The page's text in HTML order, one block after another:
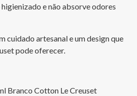
e não absorve odores
cuidado artesanal e um design que
pode oferecer.
Branco Cotton Le Creuset